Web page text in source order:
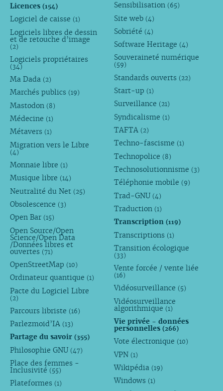
Licences (154)
Logiciel de caisse (1)
Logiciels libres de dessin
et de retouche d’image
(2)
Logiciels propriétaires
(34)
Ma Dada (2)
Marchés publics (19)
Mastodon (8)
Médecine (1)
Métavers (1)
Migration vers le Libre
(4)
Monnaie libre (1)
Musique libre (14)
Neutralité du Net (25)
Obsolescence (3)
Open Bar (15)
Open Source/Open
Science/Open Data
/Données libres et
ouvertes (71)
OpenStreetMap (10)
Ordinateur quantique (1)
Pacte du Logiciel Libre
(2)
Parcours libriste (16)
Parlezmoid’IA (13)
Partage du savoir (355)
Philosophie GNU (47)
Place des femmes -
Inclusivité (55)
Plateformes (1)
Sensibilisation (65)
Site web (4)
Sobriété (4)
Software Heritage (4)
Souveraineté numérique
(59)
Standards ouverts (22)
Start-up (1)
Surveillance (21)
Syndicalisme (1)
TAFTA (2)
Techno-fascisme (1)
Technopolice (8)
Technosolutionnisme (3)
Téléphonie mobile (9)
Trad-GNU (4)
Traduction (1)
Transcription(119)
Transcriptions (1)
Transition écologique
(33)
Vente forcée / vente liée
(16)
Vidéosurveillance (5)
Vidéosurveillance
algorithmique (1)
Vie privée - données
personnelles(266)
Vote électronique (10)
VPN (1)
Wikipédia (19)
Windows (1)